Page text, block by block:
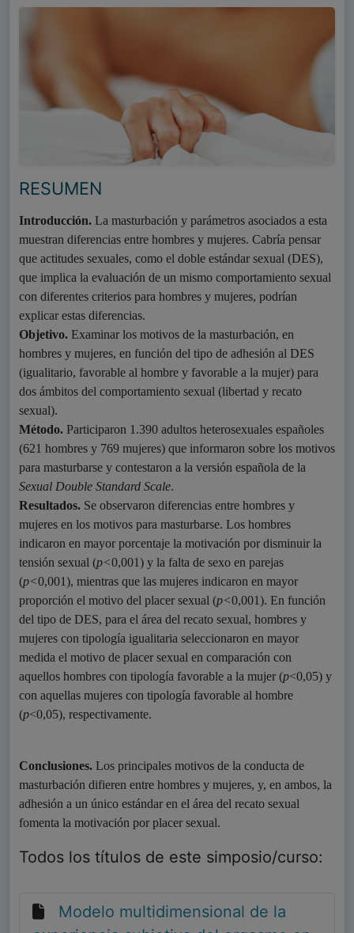
RESUMEN
Introducción. La masturbación y parámetros asociados a esta
muestran diferencias entre hombres y mujeres. Cabría pensar
que actitudes sexuales, como el doble estándar sexual (DES),
que implica la evaluación de un mismo comportamiento sexual
con diferentes criterios para hombres y mujeres, podrían
explicar estas diferencias.
Objetivo. Examinar los motivos de la masturbación, en
hombres y mujeres, en función del tipo de adhesión al DES
(igualitario, favorable al hombre y favorable a la mujer) para
dos ámbitos del comportamiento sexual (libertad y recato
sexual).
Método. Participaron 1.390 adultos heterosexuales españoles
(621 hombres y 769 mujeres) que informaron sobre los motivos
para masturbarse y contestaron a la versión española de la
Sexual Double Standard Scale.
Resultados. Se observaron diferencias entre hombres y
mujeres en los motivos para masturbarse. Los hombres
indicaron en mayor porcentaje la motivación por disminuir la
tensión sexual (p<0,001) y la falta de sexo en parejas
(p<0,001), mientras que las mujeres indicaron en mayor
proporción el motivo del placer sexual (p<0,001). En función
del tipo de DES, para el área del recato sexual, hombres y
mujeres con tipología igualitaria seleccionaron en mayor
medida el motivo de placer sexual en comparación con
aquellos hombres con tipología favorable a la mujer (p<0,05) y
con aquellas mujeres con tipología favorable al hombre
(p<0,05), respectivamente.
Conclusiones. Los principales motivos de la conducta de
masturbación difieren entre hombres y mujeres, y, en ambos, la
adhesión a un único estándar en el área del recato sexual
fomenta la motivación por placer sexual.
Todos los títulos de este simposio/curso:
Modelo multidimensional de la